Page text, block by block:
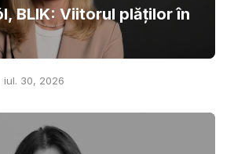
BLIK: Viitorul plăților în
iul. 30, 2026